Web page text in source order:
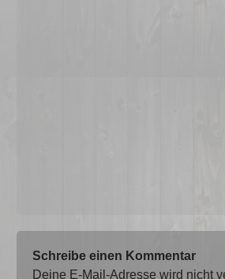
Schreibe einen Kommentar
Deine E-Mail-Adresse wird nicht